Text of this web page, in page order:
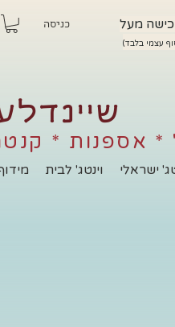
כניסה
מעל
עצמי בלבד)
* אספנות *
ישראלי וינטג' לבית